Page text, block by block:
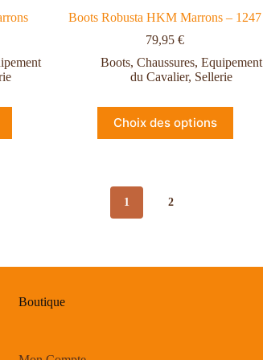
Boots Robusta HKM Marrons – 1247
79,95€
Boots, Chaussures, Equipement
du Cavalier, Sellerie
Choix des options
1 2
Boutique